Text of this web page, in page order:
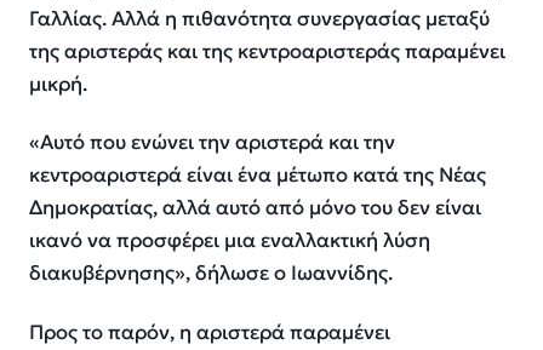
Γαλλίας. Αλλά η πιθανότητα συνεργασίας μεταξύ
της αριστεράς και της κεντροαριστεράς παραμένει
μικρή.
«Αυτό που ενώνει την αριστερά και την
κεντροαριστερά είναι ένα μέτωπο κατά της Νέας
Δημοκρατίας, αλλά αυτό από μόνο του δεν είναι
ικανό να προσφέρει μια εναλλακτική λύση
διακυβέρνησης», δήλωσε ο Ιωαννίδης.
Προς το παρόν, η αριστερά παραμένει